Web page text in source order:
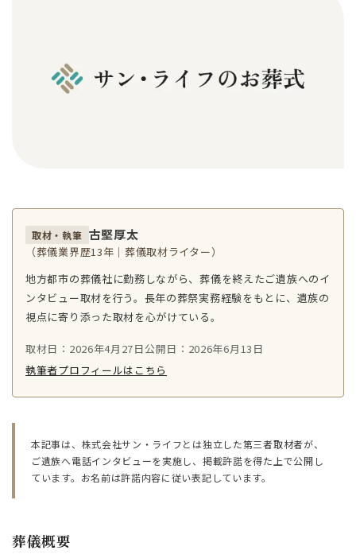
取材・執筆 古堅厚太
（葬儀業界歴13年｜葬儀取材ライター）
地方都市の葬儀社に勤務しながら、葬儀を終えたご遺族へのイ
ンタビュー取材を行う。長年の葬祭実務経験をもとに、遺族の
視点に寄り添った取材を心がけている。
取材日：2026年4月27日公開日：2026年6月13日
執筆者プロフィールはこちら
本記事は、株式会社サン・ライフとは独立した第三者取材者が、
ご遺族へ電話インタビューを実施し、掲載許諾を得た上で公開し
ています。お名前は許諾内容に従い表記しています。
葬儀概要